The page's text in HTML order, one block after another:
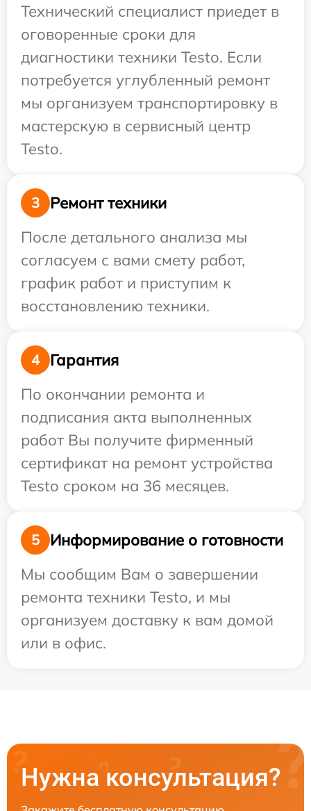
Технический специалист приедет в
оговоренные сроки для
диагностики техники Testo. Если
потребуется углубленный ремонт
мы организуем транспортировку в
мастерскую в сервисный центр
Testo.
3
Ремонт техники
После детального анализа мы
согласуем с вами смету работ,
график работ и приступим к
восстановлению техники.
4
Гарантия
По окончании ремонта и
подписания акта выполненных
работ Вы получите фирменный
сертификат на ремонт устройства
Testo сроком на 36 месяцев.
5
Информирование о готовности
Мы сообщим Вам о завершении
ремонта техники Testo, и мы
организуем доставку к вам домой
или в офис.
Нужна консультация?